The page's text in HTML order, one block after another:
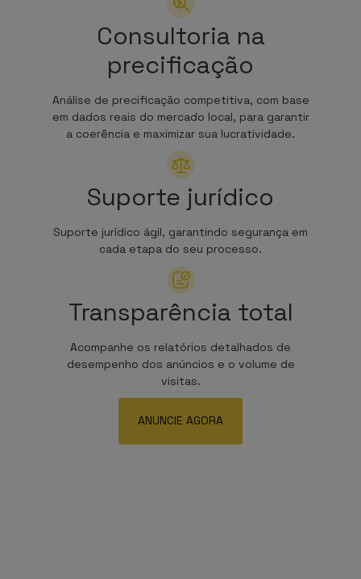
Consultoria na
precificação
Análise de precificação competitiva, com base
em dados reais do mercado local, para garantir
a coerência e maximizar sua lucratividade.
Suporte jurídico
Suporte jurídico ágil, garantindo segurança em
cada etapa do seu processo.
Transparência total
Acompanhe os relatórios detalhados de
desempenho dos anúncios e o volume de
visitas.
ANUNCIE AGORA